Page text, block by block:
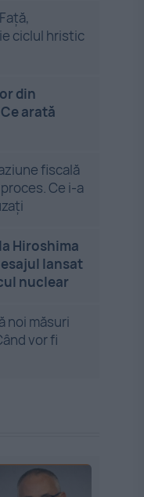
ciclul hristic
din
arată
fiscală
Ce i-a
Hiroshima
lansat
nuclear
noi măsuri
vor fi